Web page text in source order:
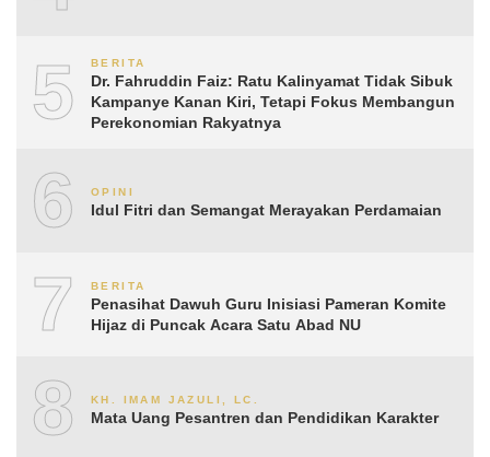
5 BERITA
Dr. Fahruddin Faiz: Ratu Kalinyamat Tidak Sibuk
Kampanye Kanan Kiri, Tetapi Fokus Membangun
Perekonomian Rakyatnya
6 OPINI
Idul Fitri dan Semangat Merayakan Perdamaian
7 BERITA
Penasihat Dawuh Guru Inisiasi Pameran Komite
Hijaz di Puncak Acara Satu Abad NU
8 KH. IMAM JAZULI, LC.
Mata Uang Pesantren dan Pendidikan Karakter